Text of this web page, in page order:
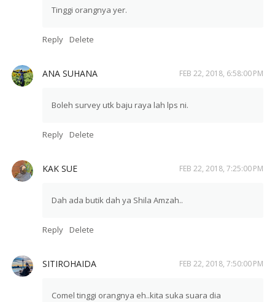
Tinggi orangnya yer.
Reply Delete
ANA SUHANA FEB 22, 2018, 6:58:00 PM
Boleh survey utk baju raya lah lps ni.
Reply Delete
KAK SUE FEB 22, 2018, 7:25:00 PM
Dah ada butik dah ya Shila Amzah..
Reply Delete
SITIROHAIDA FEB 22, 2018, 7:50:00 PM
Comel tinggi orangnya eh..kita suka suara dia